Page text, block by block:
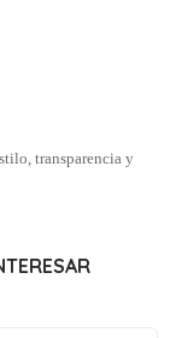
transparencia y